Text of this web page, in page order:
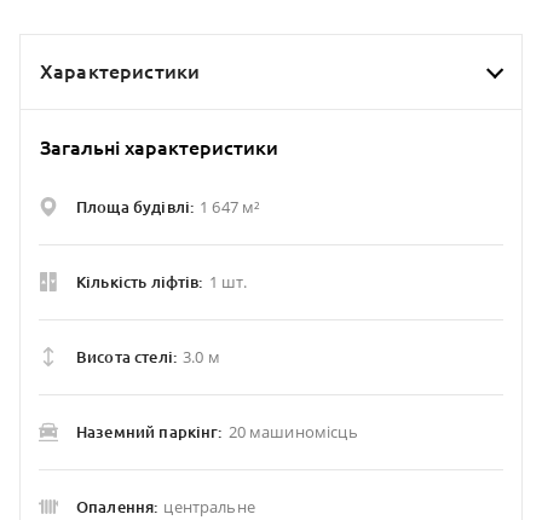
Характеристики
Загальні характеристики
Площа будівлі: 1 647 м²
Кількість ліфтів: 1 шт.
Висота стелі: 3.0 м
Наземний паркінг: 20 машиномісць
Опалення: центральне